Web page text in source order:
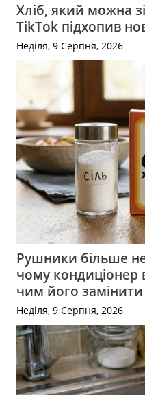
Хліб, який можна
TikTok підхопив
Неділя, 9 Серпня, 2026
Рушники більше
чому кондиціонер
чим його замінити
Неділя, 9 Серпня, 2026